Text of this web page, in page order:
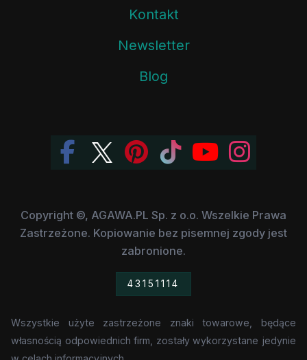
Kontakt
Newsletter
Blog
Copyright ©, AGAWA.PL Sp. z o.o. Wszelkie Prawa
Zastrzeżone. Kopiowanie bez pisemnej zgody jest
zabronione.
43151114
Wszystkie użyte zastrzeżone znaki towarowe, będące
własnością odpowiednich firm, zostały wykorzystane jedynie